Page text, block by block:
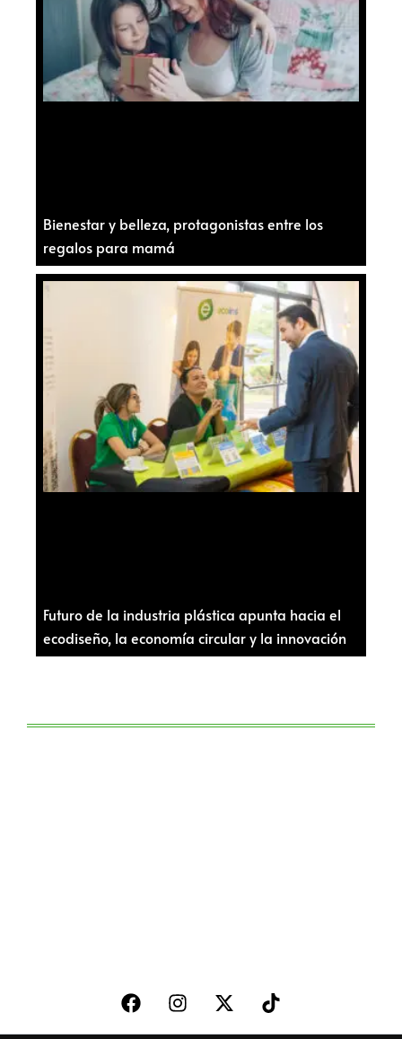
Bienestar y belleza, protagonistas entre los
regalos para mamá
Futuro de la industria plástica apunta hacia el
ecodiseño, la economía circular y la innovación